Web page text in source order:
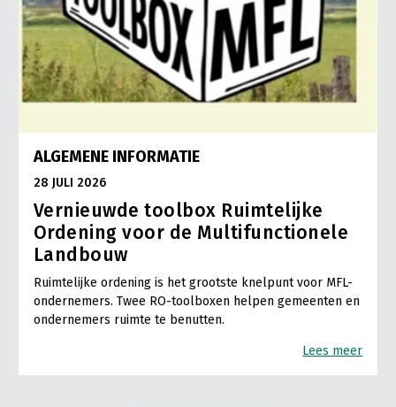
ALGEMENE INFORMATIE
28 JULI 2026
Vernieuwde toolbox Ruimtelijke
Ordening voor de Multifunctionele
Landbouw
Ruimtelijke ordening is het grootste knelpunt voor MFL-
ondernemers. Twee RO-toolboxen helpen gemeenten en
ondernemers ruimte te benutten.
Lees meer